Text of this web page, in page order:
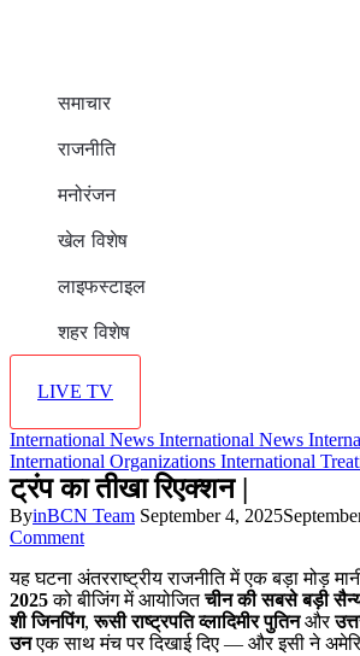
समाचार
राजनीति
मनोरंजन
खेल विशेष
लाइफस्टाइल
शहर विशेष
LIVE TV
International News International News
International Organizations International
ट्रंप का तीखा रिएक्शन |
ByinBCN Team September 4, 2025
Commenton
का
तीखा
रिएक्शन
|
यह घटना अंतरराष्ट्रीय राजनीति में एक बड़ा मोड़
2025को बीजिंग में आयोजितचीन की सबसे बड़ी
शी जिनपिंग,रूसी राष्ट्रपति व्लादिमीर पुतिनऔर
उनएक साथ मंच पर दिखाई दिए — और इसी ने